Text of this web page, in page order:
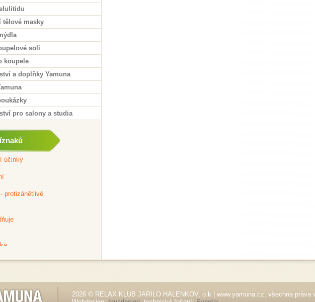
tělové masky
soli
koupele
a doplňky Yamuna
pro salony a studia
2026 © RELAX KLUB JARILO HALENKOV, o.k | www.yamuna.cz, všechna práva